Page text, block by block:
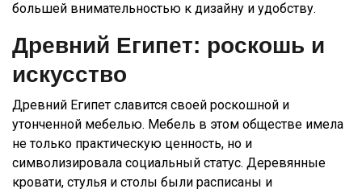
большей внимательностью к дизайну и удобству.
Древний Египет: роскошь и
искусство
Древний Египет славится своей роскошной и
утонченной мебелью. Мебель в этом обществе имела
не только практическую ценность, но и
символизировала социальный статус. Деревянные
кровати, стулья и столы были расписаны и